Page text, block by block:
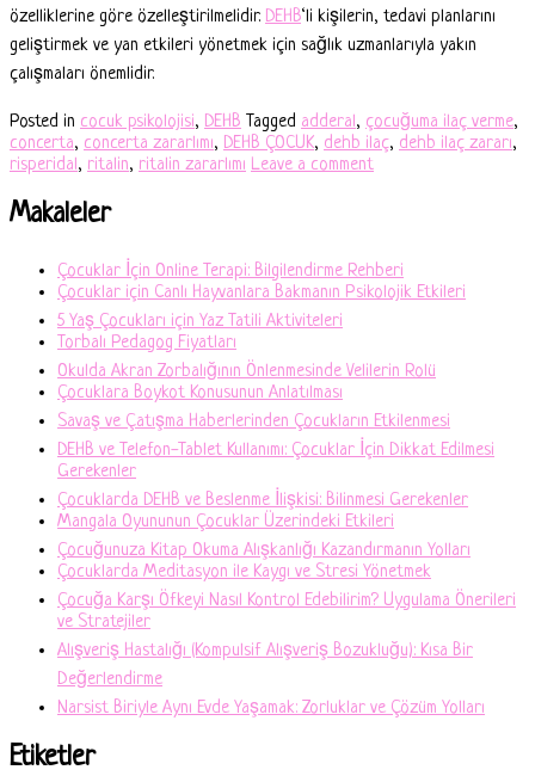
özelliklerine göre özelleştirilmelidir. DEHB‘li kişilerin, tedavi planlarını
geliştirmek ve yan etkileri yönetmek için sağlık uzmanlarıyla yakın
çalışmaları önemlidir.
Posted in cocuk psikolojisi, DEHB Tagged adderal, çocuğuma ilaç verme,
concerta, concerta zararlımı, DEHB ÇOCUK, dehb ilaç, dehb ilaç zararı,
risperidal, ritalin, ritalin zararlımı Leave a comment
Makaleler
Çocuklar İçin Online Terapi: Bilgilendirme Rehberi
Çocuklar için Canlı Hayvanlara Bakmanın Psikolojik Etkileri
5 Yaş Çocukları için Yaz Tatili Aktiviteleri
Torbalı Pedagog Fiyatları
Okulda Akran Zorbalığının Önlenmesinde Velilerin Rolü
Çocuklara Boykot Konusunun Anlatılması
Savaş ve Çatışma Haberlerinden Çocukların Etkilenmesi
DEHB ve Telefon-Tablet Kullanımı: Çocuklar İçin Dikkat Edilmesi
Gerekenler
Çocuklarda DEHB ve Beslenme İlişkisi: Bilinmesi Gerekenler
Mangala Oyununun Çocuklar Üzerindeki Etkileri
Çocuğunuza Kitap Okuma Alışkanlığı Kazandırmanın Yolları
Çocuklarda Meditasyon ile Kaygı ve Stresi Yönetmek
Çocuğa Karşı Öfkeyi Nasıl Kontrol Edebilirim? Uygulama Önerileri
ve Stratejiler
Alışveriş Hastalığı (Kompulsif Alışveriş Bozukluğu): Kısa Bir
Değerlendirme
Narsist Biriyle Aynı Evde Yaşamak: Zorluklar ve Çözüm Yolları
Etiketler